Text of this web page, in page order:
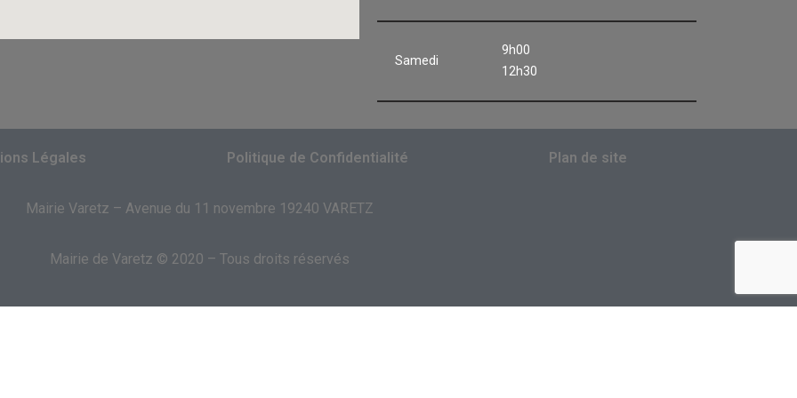
Samedi
9h00
12h30
Légales Politique de Confidentialité Plan de site
Mairie Varetz – Avenue du 11 novembre 19240 VARETZ
Mairie de Varetz © 2020 – Tous droits réservés